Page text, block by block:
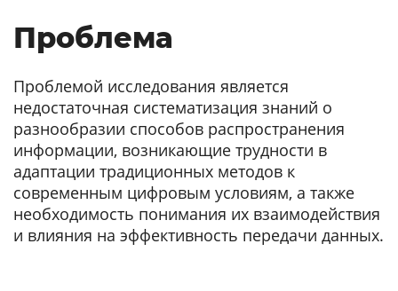
Проблема
Проблемой исследования является
недостаточная систематизация знаний о
разнообразии способов распространения
информации, возникающие трудности в
адаптации традиционных методов к
современным цифровым условиям, а также
необходимость понимания их взаимодействия
и влияния на эффективность передачи данных.